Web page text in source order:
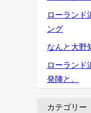
ローランド
ング
なんと大野
ローランド
発陣と。
カテゴリー